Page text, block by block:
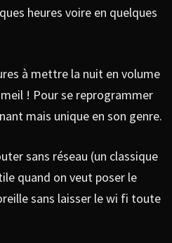
heures voire en quelques
à mettre la nuit en volume
! Pour se reprogrammer
mais unique en son genre.
sans réseau (un classique
quand on veut poser le
sans laisser le wi fi toute